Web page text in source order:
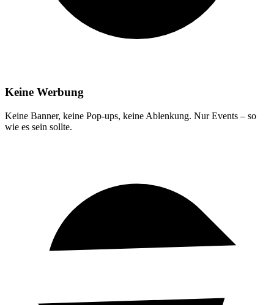
Keine Werbung
Keine Banner, keine Pop-ups, keine Ablenkung. Nur Events – so
wie es sein sollte.